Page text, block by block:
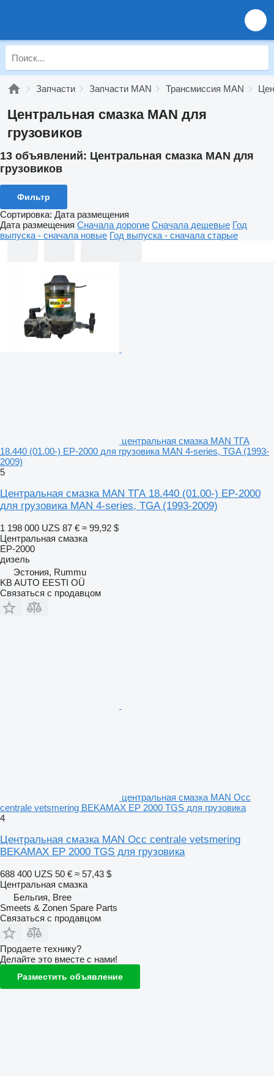
Запчасти Запчасти MAN Трансмиссия MAN
Центральная смазка MAN для
грузовиков
13 объявлений: Центральная смазка MAN для
грузовиков
Фильтр
Сортировка: Дата размещения
Дата размещения Сначала дорогие Сначала дешевые Год
выпуска - сначала новые Год выпуска - сначала старые
центральная смазка MAN ТГА
18.440 (01.00-) EP-2000 для грузовика MAN 4-series, TGA (1993-
2009)
5
Центральная смазка MAN ТГА 18.440 (01.00-) EP-2000
для грузовика MAN 4-series, TGA (1993-2009)
1 198 000 UZS 87 € ≈ 99,92 $
Центральная смазка
EP-2000
дизель
Эстония, Rummu
KB AUTO EESTI OÜ
Связаться с продавцом
центральная смазка MAN Occ
centrale vetsmering BEKAMAX EP 2000 TGS для грузовика
4
Центральная смазка MAN Occ centrale vetsmering
BEKAMAX EP 2000 TGS для грузовика
688 400 UZS 50 € ≈ 57,43 $
Центральная смазка
Бельгия, Bree
Smeets & Zonen Spare Parts
Связаться с продавцом
Продаете технику?
Делайте это вместе с нами!
Разместить объявление